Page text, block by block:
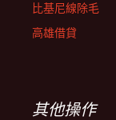
比基尼線除毛
高雄借貸
其他操作